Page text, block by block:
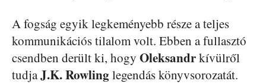
A fogság egyik legkeményebb része a teljes
kommunikációs tilalom volt. Ebben a fullasztó
csendben derült ki, hogy Oleksandrkívülről
tudjaJ.K. Rowlinglegendás könyvsorozatát.